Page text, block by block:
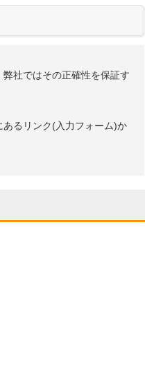
社ではその正確性を保証す
るリンク(入力フォーム)か